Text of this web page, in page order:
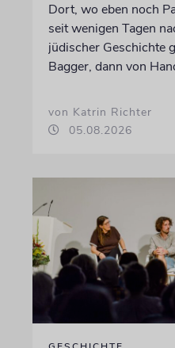
Dort, wo eben noch
seit wenigen Tagen
jüdischer Geschichte
Bagger, dann von
von Katrin Richter
05.08.2026